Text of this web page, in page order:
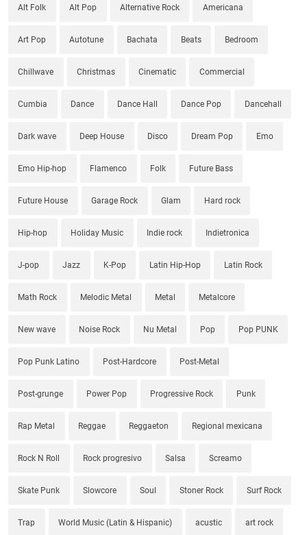
Alt Folk Alt Pop Alternative Rock Americana
Art Pop Autotune Bachata Beats Bedroom
Chillwave Christmas Cinematic Commercial
Cumbia Dance Dance Hall Dance Pop Dancehall
Dark wave Deep House Disco Dream Pop Emo
Emo Hip-hop Flamenco Folk Future Bass
Future House Garage Rock Glam Hard rock
Hip-hop Holiday Music Indie rock Indietronica
J-pop Jazz K-Pop Latin Hip-Hop Latin Rock
Math Rock Melodic Metal Metal Metalcore
New wave Noise Rock Nu Metal Pop Pop PUNK
Pop Punk Latino Post-Hardcore Post-Metal
Post-grunge Power Pop Progressive Rock Punk
Rap Metal Reggae Reggaeton Regional mexicana
Rock N Roll Rock progresivo Salsa Screamo
Skate Punk Slowcore Soul Stoner Rock Surf Rock
Trap World Music (Latin & Hispanic) acustic art rock